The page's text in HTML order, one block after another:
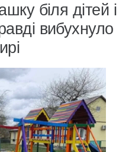
біля дітей і
вибухнуло